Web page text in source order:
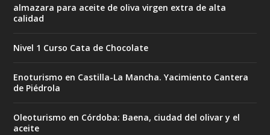
almazara para aceite de oliva virgen extra de alta
calidad
Nivel 1 Curso Cata de Chocolate
Enoturismo en Castilla-La Mancha. Yacimiento Cantera
de Piédrola
Oleoturismo en Córdoba: Baena, ciudad del olivar y el
aceite